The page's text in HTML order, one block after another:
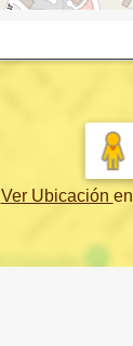
Ver Ubicación en